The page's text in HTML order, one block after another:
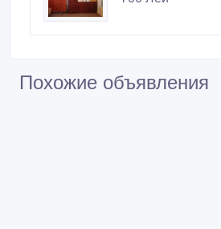
Похожие объявления